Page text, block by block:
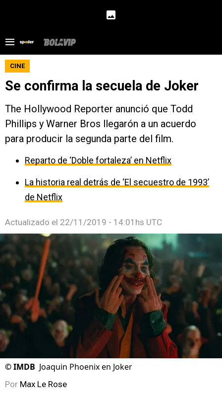
CINE
Se confirma la secuela de Joker
The Hollywood Reporter anunció que Todd
Phillips y Warner Bros llegarón a un acuerdo
para producir la segunda parte del film.
Reparto de ‘Doble fortaleza’ en Netflix
La historia real detrás de ‘El secuestro de 1993’
de Netflix
Actualizado el 22/11/2019 - 14:01hs UTC
©IMDB Joaquin Phoenix en Joker
Por Max Le Rose